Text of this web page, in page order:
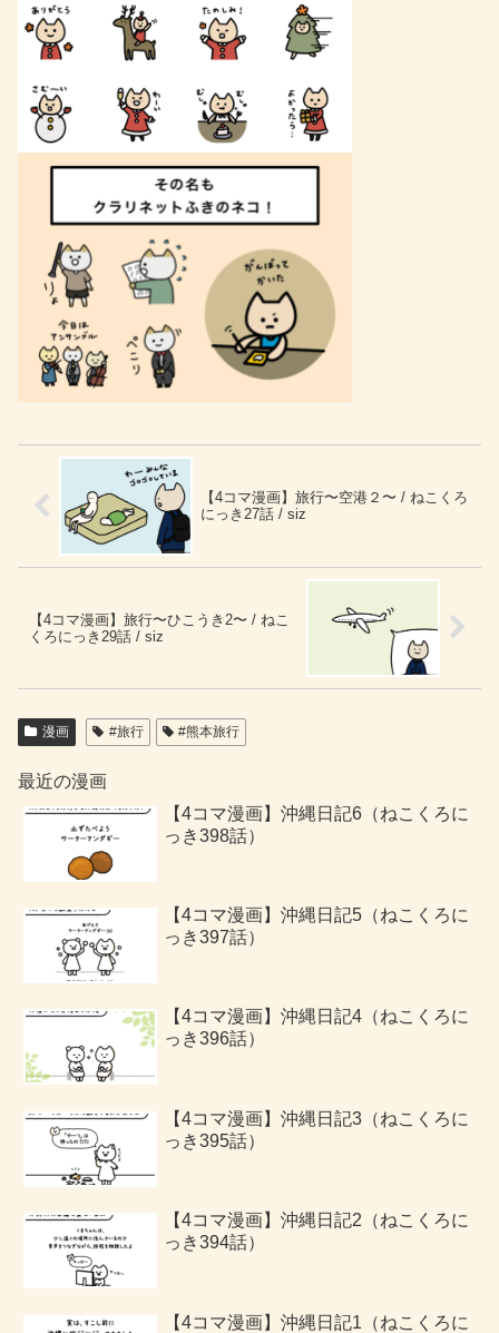
【4コマ漫画】旅行〜空港２〜 / ねこくろ
にっき27話 / siz
【4コマ漫画】旅行〜ひこうき2〜 / ねこ
くろにっき29話 / siz
漫画 #旅行 #熊本旅行
最近の漫画
【4コマ漫画】沖縄日記6（ねこくろに
っき398話）
【4コマ漫画】沖縄日記5（ねこくろに
っき397話）
【4コマ漫画】沖縄日記4（ねこくろに
っき396話）
【4コマ漫画】沖縄日記3（ねこくろに
っき395話）
【4コマ漫画】沖縄日記2（ねこくろに
っき394話）
【4コマ漫画】沖縄日記1（ねこくろに